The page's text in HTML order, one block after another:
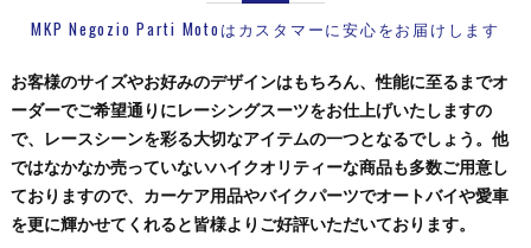
MKP Negozio Parti Motoはカスタマーに安心をお届けします
お客様のサイズやお好みのデザインはもちろん、性能に至るまでオ
ーダーでご希望通りにレーシングスーツをお仕上げいたしますの
で、レースシーンを彩る大切なアイテムの一つとなるでしょう。他
ではなかなか売っていないハイクオリティーな商品も多数ご用意し
ておりますので、カーケア用品やバイクパーツでオートバイや愛車
を更に輝かせてくれると皆様よりご好評いただいております。